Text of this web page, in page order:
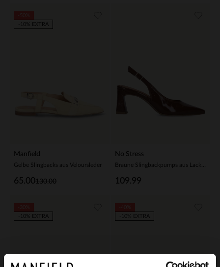
Manfield
Gelbe Slingbacks aus Veloursleder
130.00
65.00
-10% EXTRA
No Stress
109.99
-10% EXTRA
-10% EXTRA